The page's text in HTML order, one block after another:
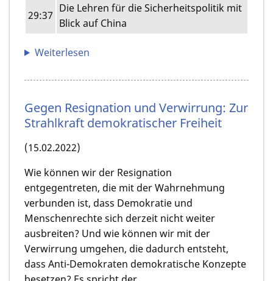
29:37
Die Lehren für die Sicherheitspolitik mit
Blick auf China
Weiterlesen
Gegen Resignation und Verwirrung: Zur
Strahlkraft demokratischer Freiheit
(15.02.2022)
Wie können wir der Resignation
entgegentreten, die mit der Wahrnehmung
verbunden ist, dass Demokratie und
Menschenrechte sich derzeit nicht weiter
ausbreiten? Und wie können wir mit der
Verwirrung umgehen, die dadurch entsteht,
dass Anti-Demokraten demokratische Konzepte